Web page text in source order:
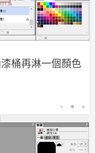
桶再淋一個顏色